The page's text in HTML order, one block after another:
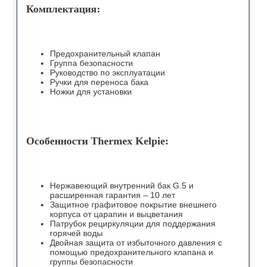
Комплектация:
Предохранительный клапан
Группа безопасности
Руководство по эксплуатации
Ручки для переноса бака
Ножки для установки
Особенности Thermex Kelpie:
Нержавеющий внутренний бак G.5 и
расширенная гарантия – 10 лет
Защитное графитовое покрытие внешнего
корпуса от царапин и выцветания
Патрубок рециркуляции для поддержания
горячей воды
Двойная защита от избыточного давления с
помощью предохранительного клапана и
группы безопасности